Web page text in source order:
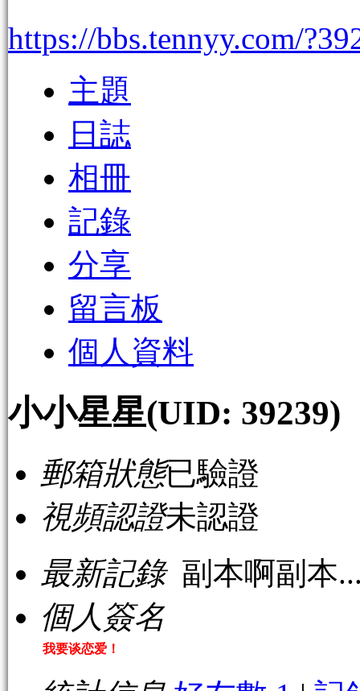
https://bbs.tennyy.com/
主題
日誌
相冊
記錄
分享
留言板
個人資料
小小星星(UID: 39239)
郵箱狀態已驗證
視頻認證未認證
最新記錄 副本啊副本
個人簽名
我要谈恋爱！